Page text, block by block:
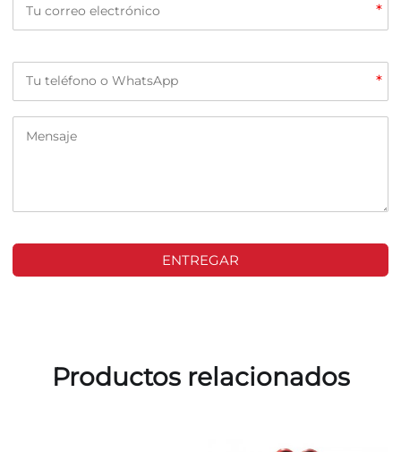
*
*
ENTREGAR
Productos relacionados